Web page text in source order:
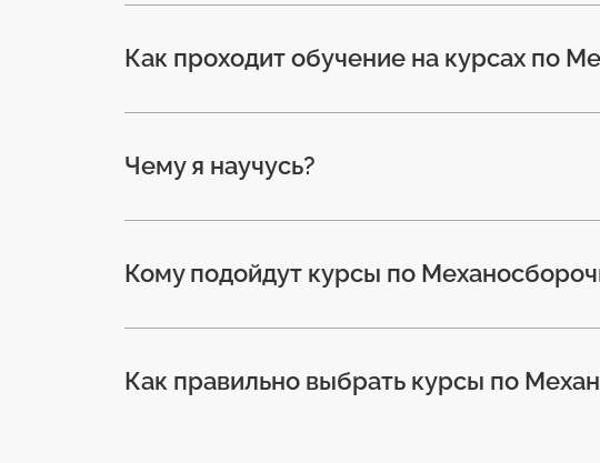
Как проходит обучение на курсах по
Чему я научусь?
Кому подойдут курсы по
Как правильно выбрать курсы по